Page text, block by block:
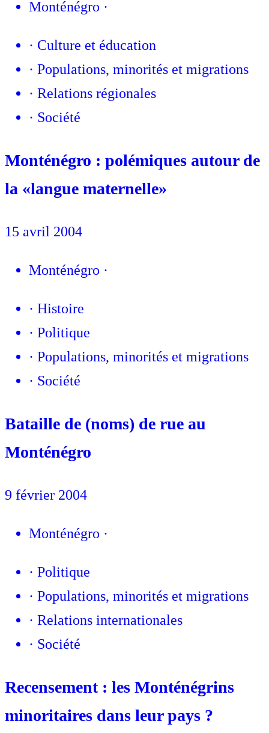
Monténégro ·
· Culture et éducation
· Populations, minorités et migrations
· Relations régionales
· Société
Monténégro : polémiques autour de
la «langue maternelle»
15 avril 2004
Monténégro ·
· Histoire
· Politique
· Populations, minorités et migrations
· Société
Bataille de (noms) de rue au
Monténégro
9 février 2004
Monténégro ·
· Politique
· Populations, minorités et migrations
· Relations internationales
· Société
Recensement : les Monténégrins
minoritaires dans leur pays ?